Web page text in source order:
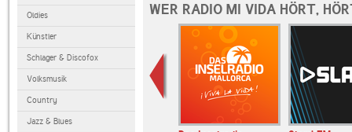
Oldies
Künstler
Schlager & Discofox
Volksmusik
Country
Jazz & Blues
WER RADIO MI VIDA HÖRT,